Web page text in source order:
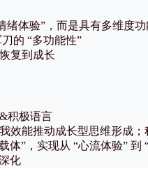
绪体验”，而是具有多维度功
的 “多功能性”
复到成长
积极语言
效能推动成长型思维形成；
体”，实现从 “心流体验” 到
化